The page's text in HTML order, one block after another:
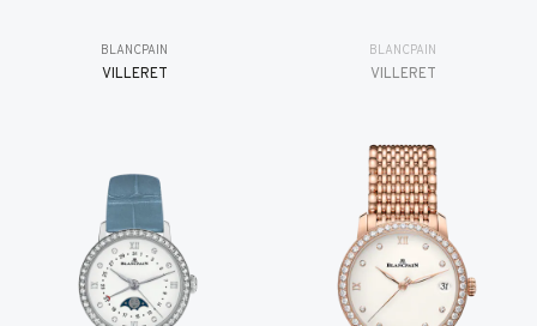
BLANCPAIN
VILLERET
BLANCPAIN
VILLERET